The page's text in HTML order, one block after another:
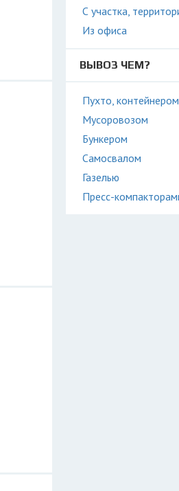
С участка,
Из офиса
ВЫВОЗ ЧЕМ?
Пухто, контейнером
Мусоровозом
Бункером
Самосвалом
Газелью
Пресс-